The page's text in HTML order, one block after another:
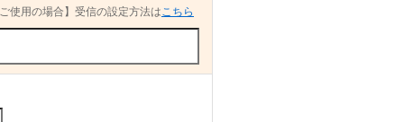
使用の場合】受信の設定方法はこちら